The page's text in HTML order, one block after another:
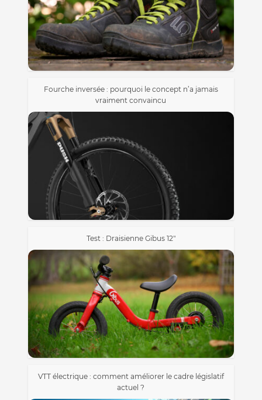
Fourche inversée : pourquoi le concept n’a jamais
vraiment convaincu
Test : Draisienne Gibus 12″
VTT électrique : comment améliorer le cadre législatif
actuel ?